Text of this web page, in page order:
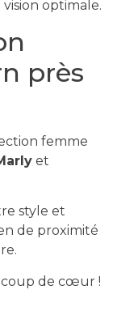
optimale.
près
femme
et
style et
de proximité
de cœur !